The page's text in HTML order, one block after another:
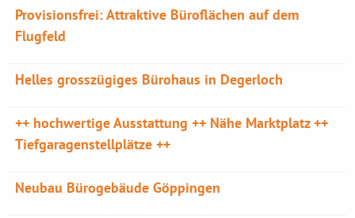
Provisionsfrei: Attraktive Büroflächen auf dem
Flugfeld
Helles grosszügiges Bürohaus in Degerloch
++ hochwertige Ausstattung ++ Nähe Marktplatz ++
Tiefgaragenstellplätze ++
Neubau Bürogebäude Göppingen